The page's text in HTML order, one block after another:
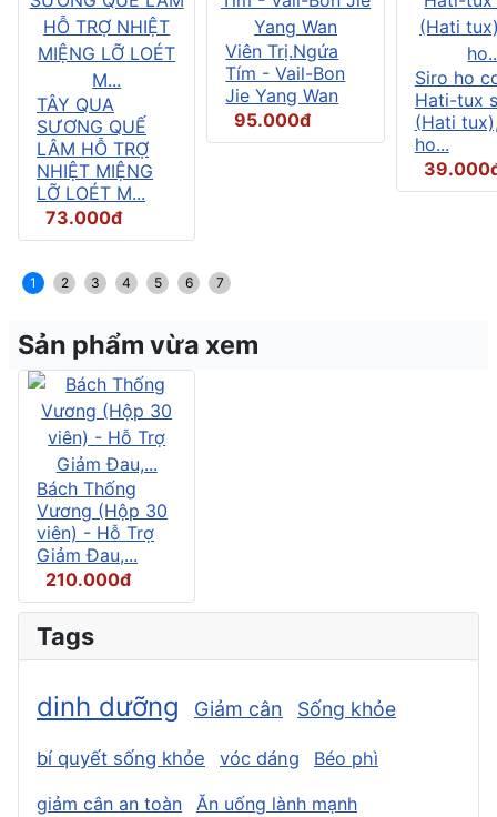
TÂY QUA
SƯƠNG QUẾ
LÂM HỖ TRỢ
NHIỆT MIỆNG
LỠ LOÉT M...
73.000đ
Viên Trị.Ngứa
Tím - Vail-Bon
Jie Yang Wan
95.000đ
Siro ho
Hati-tux
(Hati
ho...
1 2 3 4 5 6 7
Sản phẩm vừa xem
Bách Thống
Vương (Hộp 30
viên) - Hỗ Trợ
Giảm Đau,...
210.000đ
Tags
dinh dưỡng Giảm cân Sống khỏe
bí quyết sống khỏe vóc dáng Béo phì
giảm cân an toàn
Ăn uống lành mạnh